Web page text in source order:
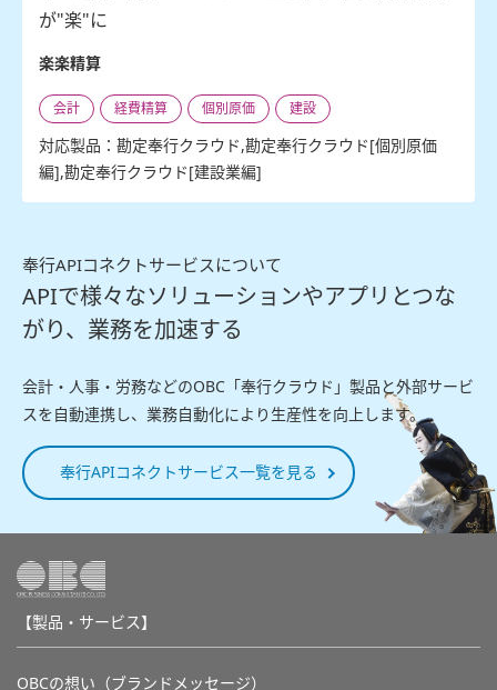
が"楽"に
楽楽精算
会計 経費精算 個別原価 建設
対応製品：勘定奉行クラウド,勘定奉行クラウド[個別原価
編],勘定奉行クラウド[建設業編]
奉行APIコネクトサービスについて
APIで様々なソリューションやアプリとつな
がり、業務を加速する
会計・人事・労務などのOBC「奉行クラウド」製品と外部サービ
スを自動連携し、業務自動化により生産性を向上します。
奉行APIコネクトサービス一覧を見る
【製品・サービス】
OBCの想い（ブランドメッセージ）